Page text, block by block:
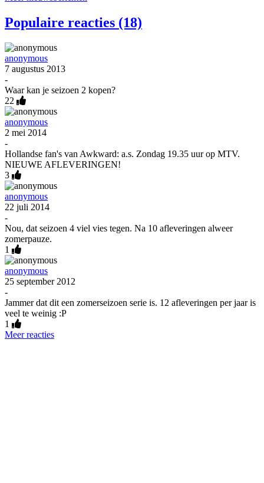
Populaire reacties (18)
anonymous
7 augustus 2013
-
Waar kan je seizoen 2 kopen?
22
anonymous
2 mei 2014
-
Hollandse fan's van Awkward: a.s. Zondag 19.35 uur op MTV.
NIEUWE AFLEVERINGEN!
3
anonymous
22 juli 2014
-
Nou, dat seizoen 4 viel vies tegen. Na 10 afleveringen alweer
zomerpauze.
1
anonymous
25 september 2012
-
Jammer dat dit een zomerseizoen serie is. 12 afleveringen per jaar is
veel te weinig :P
1
Meer reacties